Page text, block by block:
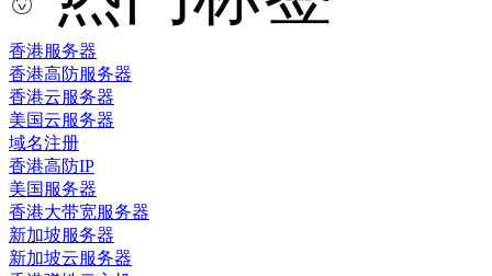
香港服务器
香港高防服务器
香港云服务器
美国云服务器
域名注册
香港高防IP
美国服务器
香港大带宽服务器
新加坡服务器
新加坡云服务器